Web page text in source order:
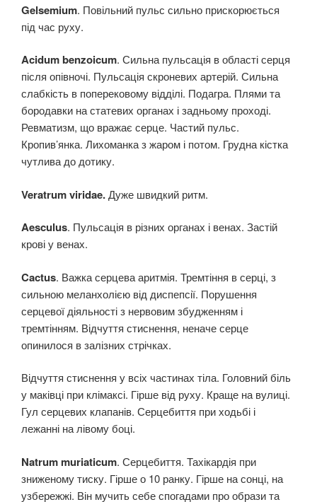
Gelsemium. Повільний пульс сильно прискорюється
під час руху.
Acidum benzoicum. Сильна пульсація в області серця
після опівночі. Пульсація скроневих артерій. Сильна
слабкість в поперековому відділі. Подагра. Плями та
бородавки на статевих органах і задньому проході.
Ревматизм, що вражає серце. Частий пульс.
Кропив’янка. Лихоманка з жаром і потом. Грудна кістка
чутлива до дотику.
Veratrum viridae.Дуже швидкий ритм.
Aesculus. Пульсація в різних органах і венах. Застій
крові у венах.
Cactus. Важка серцева аритмія. Тремтіння в серці, з
сильною меланхолією від диспепсії. Порушення
серцевої діяльності з нервовим збудженням і
тремтінням. Відчуття стиснення, неначе серце
опинилося в залізних стрічках.
Відчуття стиснення у всіх частинах тіла. Головний біль
у маківці при клімаксі. Гірше від руху. Краще на вулиці.
Гул серцевих клапанів. Серцебиття при ходьбі і
лежанні на лівому боці.
Natrum muriaticum. Серцебиття. Тахікардія при
зниженому тиску. Гірше о 10 ранку. Гірше на сонці, на
узбережжі. Він мучить себе спогадами про образи та